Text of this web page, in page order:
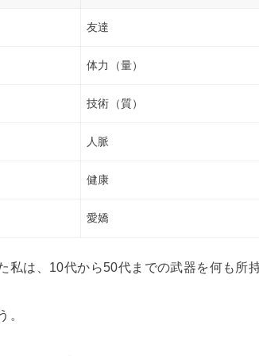
友達
体力（量）
技術（質）
人脈
健康
愛嬌
は、10代から50代までの武器を何も所
。